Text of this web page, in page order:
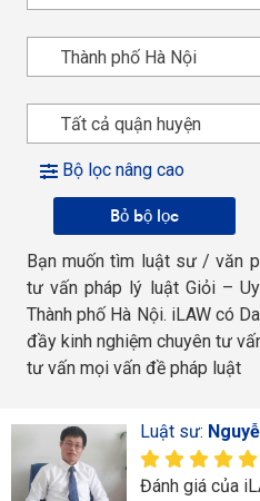
Thành phố Hà Nội
Tất cả quận huyện
Bộ lọc nâng cao
Bỏ bộ lọc
Bạn muốn tìm luật sư / văn
tư vấn pháp lý luật Giỏi –
Thành phố Hà Nội. iLAW có
đầy kinh nghiệm chuyên tư
tư vấn mọi vấn đề pháp luật
Luật sư:
Đánh giá của